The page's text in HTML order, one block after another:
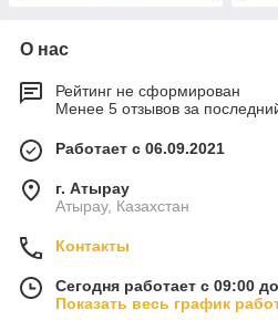
О нас
Рейтинг не сформирован
Менее 5 отзывов за
Работает с 06.09.2021
г. Атырау
Атырау, Казахстан
Контакты
Сегодня работает с 09:00
Показать весь график